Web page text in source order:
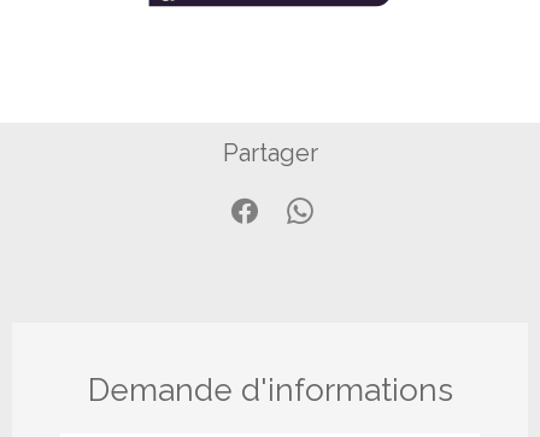
Partager
Demande d'informations